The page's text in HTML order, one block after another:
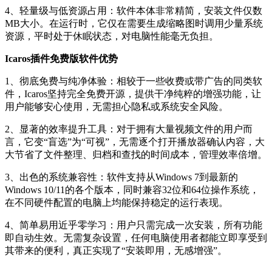
4、轻量级与低资源占用：软件本体非常精简，安装文件仅数
MB大小。在运行时，它仅在需要生成缩略图时调用少量系统
资源，平时处于休眠状态，对电脑性能毫无负担。
Icaros插件免费版软件优势
1、彻底免费与纯净体验：相较于一些收费或带广告的同类软
件，Icaros坚持完全免费开源，提供干净纯粹的增强功能，让
用户能够安心使用，无需担心隐私或系统安全风险。
2、显著的效率提升工具：对于拥有大量视频文件的用户而
言，它变“盲选”为“可视”，无需逐个打开播放器确认内容，大
大节省了文件整理、归档和查找的时间成本，管理效率倍增。
3、出色的系统兼容性：软件支持从Windows 7到最新的
Windows 10/11的各个版本，同时兼容32位和64位操作系统，
在不同硬件配置的电脑上均能保持稳定的运行表现。
4、简单易用近乎零学习：用户只需完成一次安装，所有功能
即自动生效。无需复杂设置，任何电脑使用者都能立即享受到
其带来的便利，真正实现了“安装即用，无感增强”。